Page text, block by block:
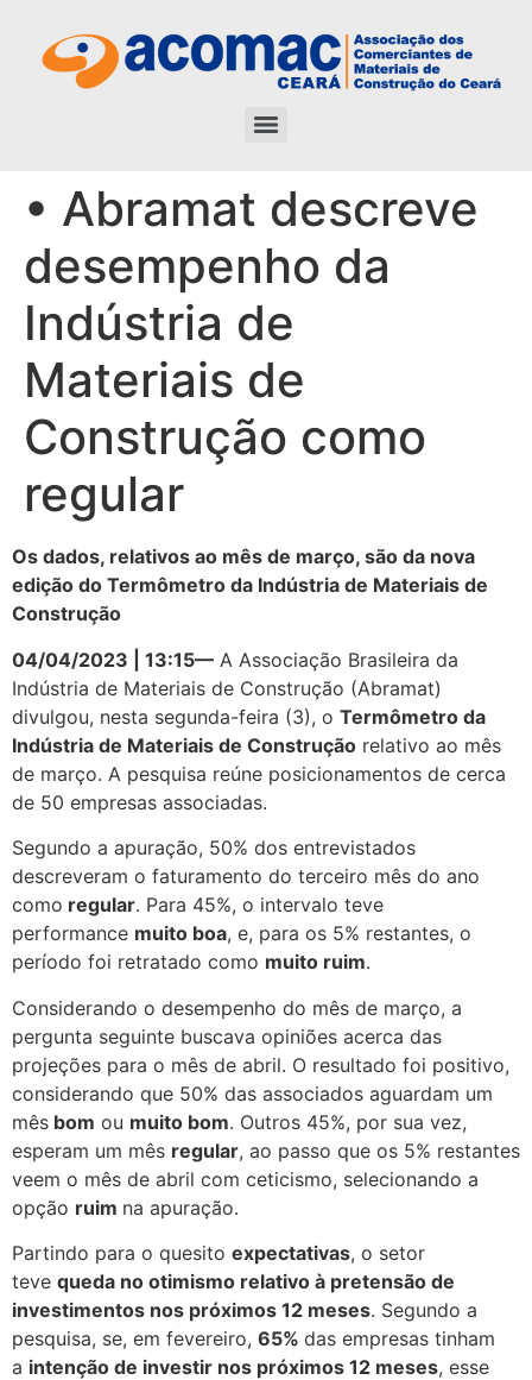
• Abramat descreve
desempenho da
Indústria de
Materiais de
Construção como
regular
Os dados, relativos ao mês de março, são da nova
edição do Termômetro da Indústria de Materiais de
Construção
04/04/2023 | 13:15— A Associação Brasileira da
Indústria de Materiais de Construção (Abramat)
divulgou, nesta segunda-feira (3), o Termômetro da
Indústria de Materiais de Construção relativo ao mês
de março. A pesquisa reúne posicionamentos de cerca
de 50 empresas associadas.
Segundo a apuração, 50% dos entrevistados
descreveram o faturamento do terceiro mês do ano
como regular. Para 45%, o intervalo teve
performance muito boa, e, para os 5% restantes, o
período foi retratado como muito ruim.
Considerando o desempenho do mês de março, a
pergunta seguinte buscava opiniões acerca das
projeções para o mês de abril. O resultado foi positivo,
considerando que 50% das associados aguardam um
mês bom ou muito bom. Outros 45%, por sua vez,
esperam um mês regular, ao passo que os 5% restantes
veem o mês de abril com ceticismo, selecionando a
opção ruim na apuração.
Partindo para o quesito expectativas, o setor
teve queda no otimismo relativo à pretensão de
investimentos nos próximos 12 meses. Segundo a
pesquisa, se, em fevereiro, 65% das empresas tinham
a intenção de investir nos próximos 12 meses, esse